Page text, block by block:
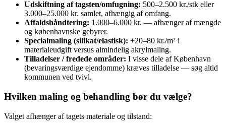
Udskiftning af tagsten/omfugning: 500–2.500 kr./stk eller
3.000–25.000 kr. samlet, afhængig af omfang.
Affaldshåndtering: 1.000–6.000 kr. — afhænger af mængde
og københavnske gebyrer.
Specialmaling (silikat/elastisk): +20–80 kr./m² i
materialeudgift versus almindelig akrylmaling.
Tilladelser / fredede områder: I visse dele af København
(bevaringsværdige ejendomme) kræves tilladelse — søg altid
kommunen ved tvivl.
Hvilken maling og behandling bør du vælge?
Valget afhænger af tagets materiale og tilstand: